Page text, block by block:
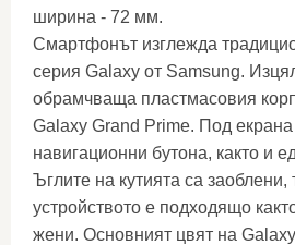
ширина - 72 мм.
Смартфонът изглежда
серия Galaxy от Samsung.
обрамчваща пластмасовия
Galaxy Grand Prime. Под
навигационни бутона, както и
Ъглите на кутията са заоблени,
устройството е подходящо
жени. Основният цвят на